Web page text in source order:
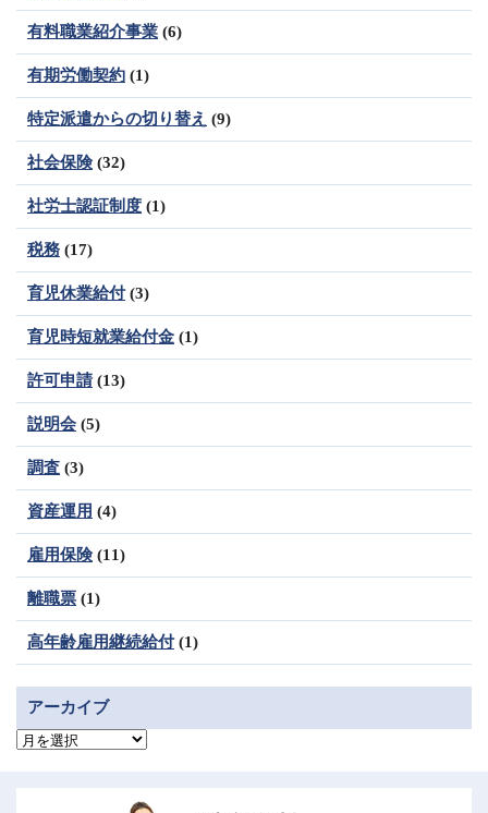
有料職業紹介事業 (6)
有期労働契約 (1)
特定派遣からの切り替え (9)
社会保険(32)
社労士認証制度 (1)
税務 (17)
育児休業給付(3)
育児時短就業給付金 (1)
許可申請 (13)
説明会 (5)
調査 (3)
資産運用 (4)
雇用保険(11)
離職票 (1)
高年齢雇用継続給付(1)
アーカイブ
ア